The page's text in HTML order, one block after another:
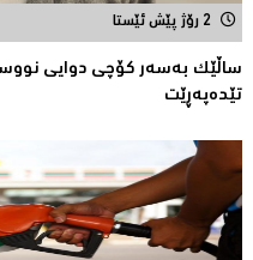
2 رۆژ پێش ئێستا
ساڵێك بەسەر كۆچی دوایی
تێدەپەڕێت